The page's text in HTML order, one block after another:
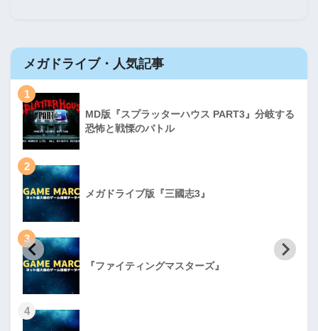
メガドライブ・人気記事
1
MD版『スプラッターハウス PART3』分岐する
恐怖と戦慄のバトル
2
メガドライブ版『三國志3』
3
『ファイティングマスターズ』
4